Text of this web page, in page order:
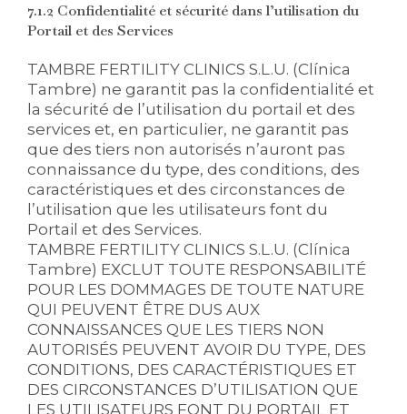
7.1.2 Confidentialité et sécurité dans l’utilisation du
Portail et des Services
TAMBRE FERTILITY CLINICS S.L.U. (Clínica
Tambre) ne garantit pas la confidentialité et
la sécurité de l’utilisation du portail et des
services et, en particulier, ne garantit pas
que des tiers non autorisés n’auront pas
connaissance du type, des conditions, des
caractéristiques et des circonstances de
l’utilisation que les utilisateurs font du
Portail et des Services.
TAMBRE FERTILITY CLINICS S.L.U. (Clínica
Tambre) EXCLUT TOUTE RESPONSABILITÉ
POUR LES DOMMAGES DE TOUTE NATURE
QUI PEUVENT ÊTRE DUS AUX
CONNAISSANCES QUE LES TIERS NON
AUTORISÉS PEUVENT AVOIR DU TYPE, DES
CONDITIONS, DES CARACTÉRISTIQUES ET
DES CIRCONSTANCES D’UTILISATION QUE
LES UTILISATEURS FONT DU PORTAIL ET